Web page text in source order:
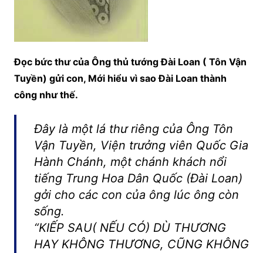
Đọc bức thư của Ông thủ tướng Đài Loan ( Tôn Vận
Tuyền) gửi con, Mới hiểu vì sao Đài Loan thành
công như thế.
Đây là một lá thư riêng của Ông Tôn
Vận Tuyền, Viện trưởng viên Quốc Gia
Hành Chánh, một chánh khách nổi
tiếng Trung Hoa Dân Quốc (Đài Loan)
gởi cho các con của ông lúc ông còn
sống.
“KIẾP SAU( NẾU CÓ) DÙ THƯƠNG
HAY KHÔNG THƯƠNG, CŨNG KHÔNG